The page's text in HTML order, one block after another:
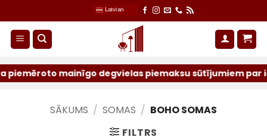
to
content
Latvian
mainīgo degvielas piemaksu sūtījumiem par
SĀKUMS / SOMAS / BOHO SOMAS
FILTRS